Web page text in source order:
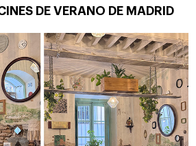
DE VERANO DE MADRID